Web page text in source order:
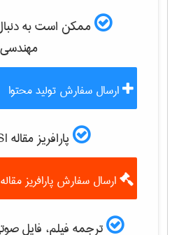
ممکن است به
مهندسی
ارسال سفارش تولید محتوا
پارافریز مقاله ISI و رفع plagiarism
ارسال سفارش پارافریز مقاله
ترجمه فیلم، فایل